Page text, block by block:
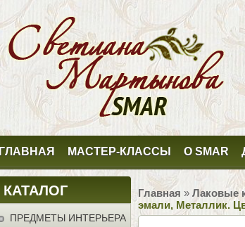
ГЛАВНАЯ МАСТЕР-КЛАССЫ О SMAR
КАТАЛОГ
ПРЕДМЕТЫ ИНТЕРЬЕРА
Главная » Лаковые
эмали, Металлик.